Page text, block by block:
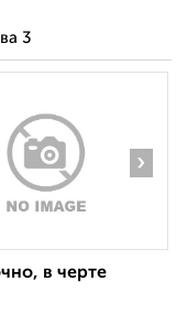
3
›
в черте